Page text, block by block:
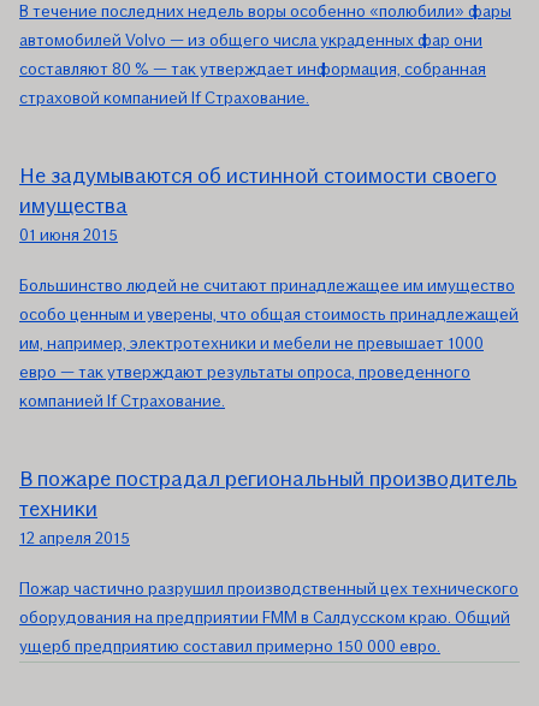
В течение последних недель воры особенно «полюбили» фары
автомобилей Volvo — из общего числа украденных фар они
составляют 80 % — так утверждает информация, собранная
страховой компанией If Страхование.
Не задумываются об истинной стоимости своего
имущества
01 июня 2015
Большинство людей не считают принадлежащее им имущество
особо ценным и уверены, что общая стоимость принадлежащей
им, например, электротехники и мебели не превышает 1000
евро — так утверждают результаты опроса, проведенного
компанией If Страхование.
В пожаре пострадал региональный производитель
техники
12 апреля 2015
Пожар частично разрушил производственный цех технического
оборудования на предприятии FMM в Салдусском краю. Общий
ущерб предприятию составил примерно 150 000 евро.